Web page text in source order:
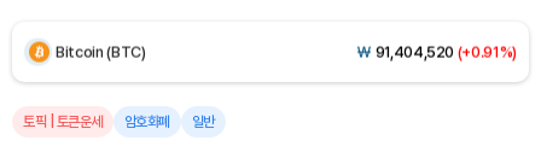
Bitcoin (BTC) ₩ 91,404,520 (+0.91%)
토픽 토큰운세 암호화폐 일반